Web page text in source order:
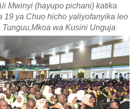
Mwinyi (hayupo pichani) katika
19 ya Chuo hicho yaliyofanyika leo
wa Kusini Unguja